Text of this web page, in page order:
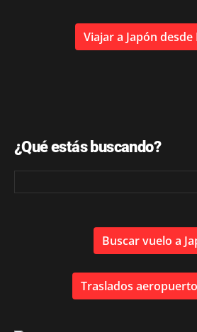
Viajar a Japón desde
¿Qué estás buscando?
Buscar vuelo a
Traslados